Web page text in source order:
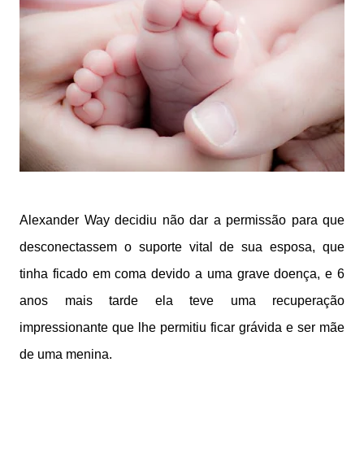
Alexander Way decidiu não dar a permissão para que
desconectassem o suporte vital de sua esposa, que
tinha ficado em coma devido a uma grave doença, e 6
anos mais tarde ela teve uma recuperação
impressionante que lhe permitiu ficar grávida e ser mãe
de uma menina.